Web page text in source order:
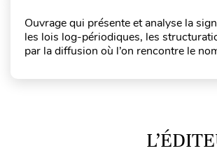
Ouvrage qui présente et analyse la
les lois log-périodiques, les
par la diffusion où l’on rencontre le